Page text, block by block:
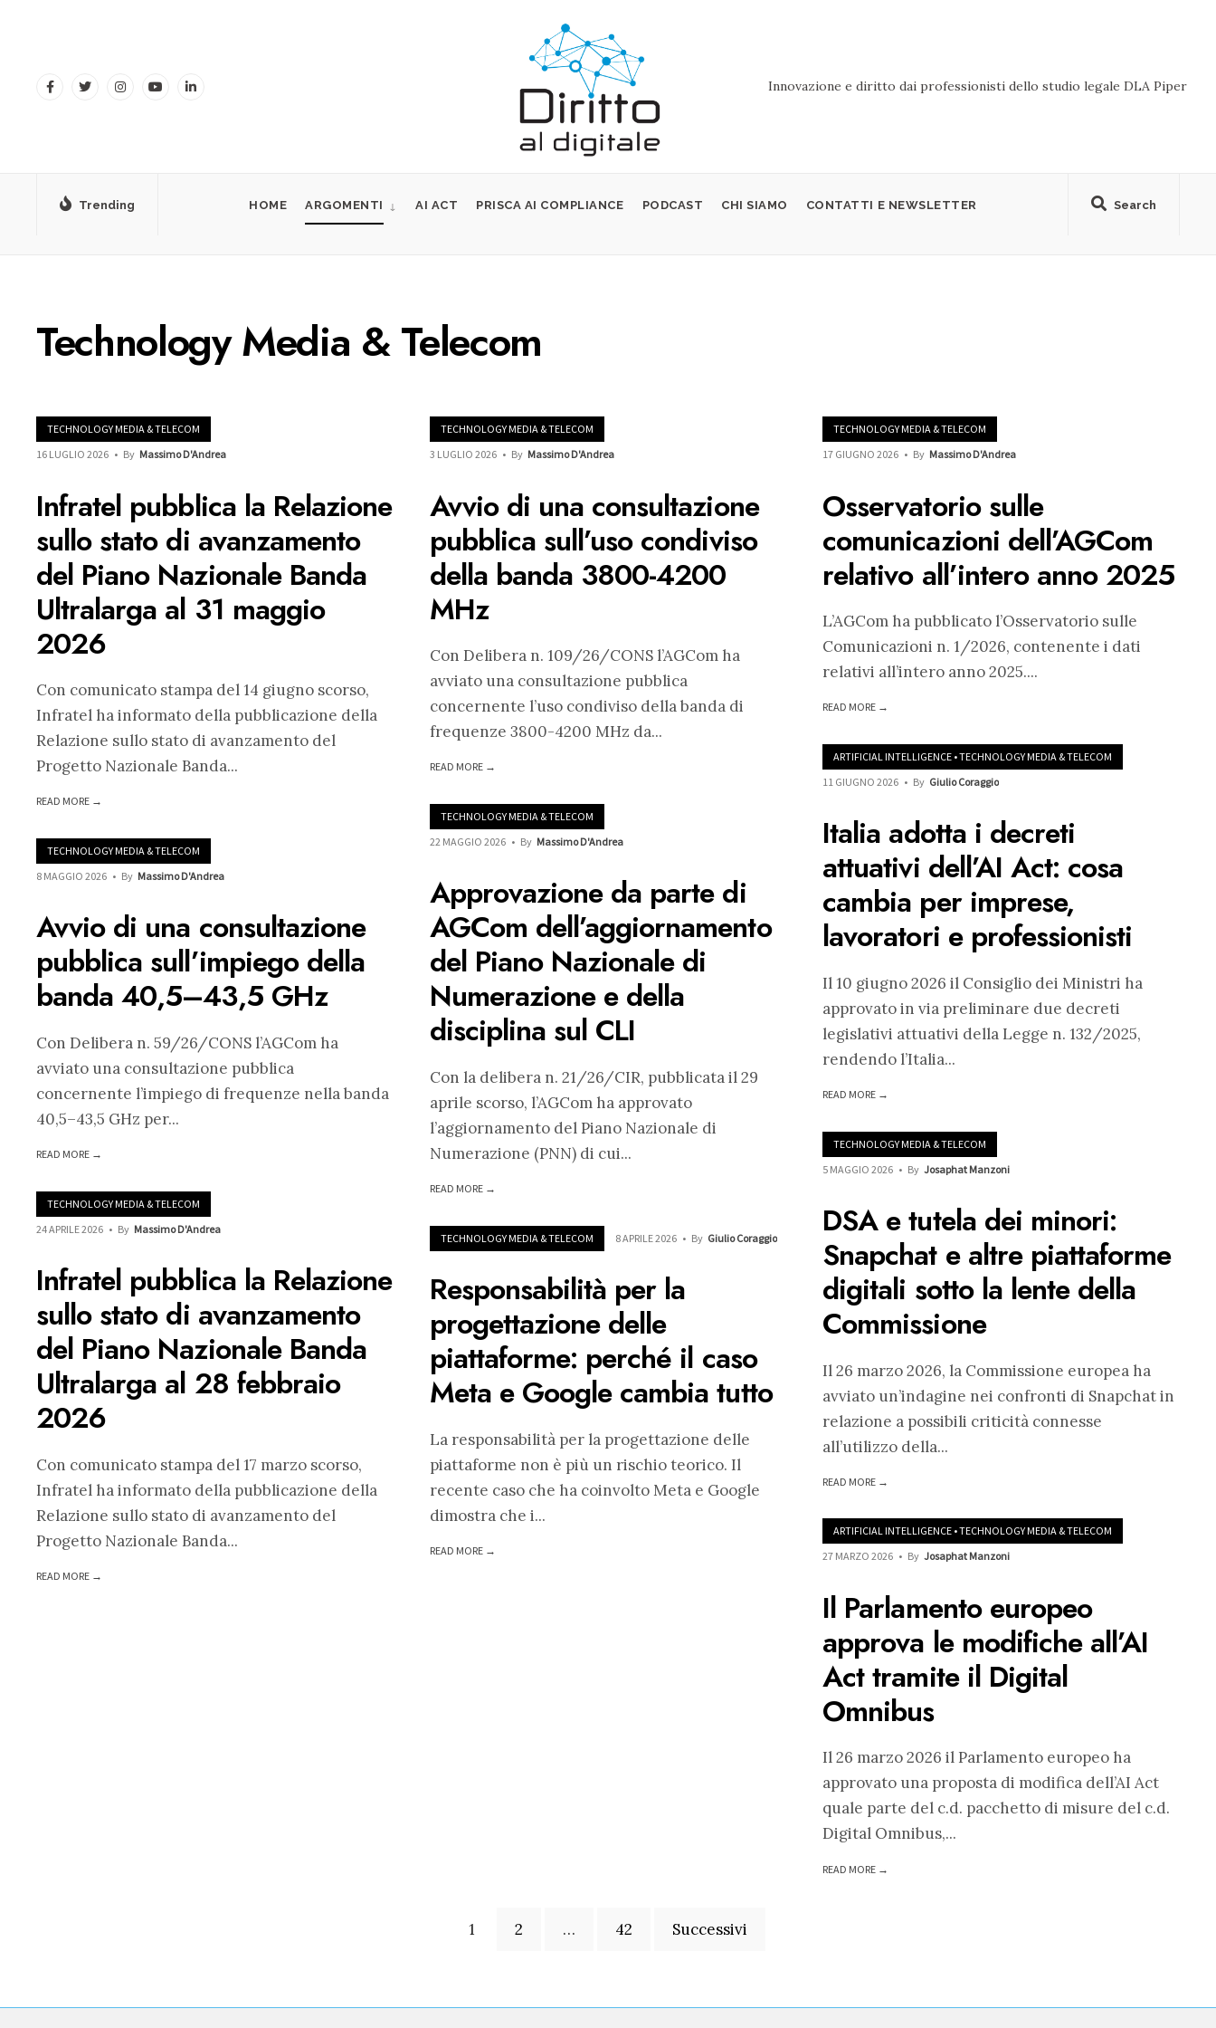
Innovazione e diritto dai professionisti dello studio legale DLA Piper
Trending Search
HOME ARGOMENTI AI ACT PRISCA AI COMPLIANCE PODCAST CHI SIAMO CONTATTI E NEWSLETTER
Technology Media & Telecom
TECHNOLOGY MEDIA & TELECOM
16 LUGLIO 2026 • By Massimo D'Andrea
Infratel pubblica la Relazione
sullo stato di avanzamento
del Piano Nazionale Banda
Ultralarga al 31 maggio
2026
Con comunicato stampa del 14 giugno scorso,
Infratel ha informato della pubblicazione della
Relazione sullo stato di avanzamento del
Progetto Nazionale Banda...
READ MORE →
TECHNOLOGY MEDIA & TELECOM
3 LUGLIO 2026 • By Massimo D'Andrea
Avvio di una consultazione
pubblica sull’uso condiviso
della banda 3800-4200
MHz
Con Delibera n. 109/26/CONS l’AGCom ha
avviato una consultazione pubblica
concernente l’uso condiviso della banda di
frequenze 3800-4200 MHz da...
READ MORE →
TECHNOLOGY MEDIA & TELECOM
17 GIUGNO 2026 • By Massimo D'Andrea
Osservatorio sulle
comunicazioni dell’AGCom
relativo all’intero anno 2025
L’AGCom ha pubblicato l’Osservatorio sulle
Comunicazioni n. 1/2026, contenente i dati
relativi all’intero anno 2025....
READ MORE →
ARTIFICIAL INTELLIGENCE •TECHNOLOGY MEDIA & TELECOM
11 GIUGNO 2026 • By Giulio Coraggio
Italia adotta i decreti
attuativi dell’AI Act: cosa
cambia per imprese,
lavoratori e professionisti
Il 10 giugno 2026 il Consiglio dei Ministri ha
approvato in via preliminare due decreti
legislativi attuativi della Legge n. 132/2025,
rendendo l’Italia...
READ MORE →
TECHNOLOGY MEDIA & TELECOM
22 MAGGIO 2026 • By Massimo D'Andrea
Approvazione da parte di
AGCom dell’aggiornamento
del Piano Nazionale di
Numerazione e della
disciplina sul CLI
Con la delibera n. 21/26/CIR, pubblicata il 29
aprile scorso, l’AGCom ha approvato
l’aggiornamento del Piano Nazionale di
Numerazione (PNN) di cui...
READ MORE →
TECHNOLOGY MEDIA & TELECOM
8 MAGGIO 2026 • By Massimo D'Andrea
Avvio di una consultazione
pubblica sull’impiego della
banda 40,5–43,5 GHz
Con Delibera n. 59/26/CONS l’AGCom ha
avviato una consultazione pubblica
concernente l’impiego di frequenze nella banda
40,5–43,5 GHz per...
READ MORE →
TECHNOLOGY MEDIA & TELECOM
5 MAGGIO 2026 • By Josaphat Manzoni
DSA e tutela dei minori:
Snapchat e altre piattaforme
digitali sotto la lente della
Commissione
Il 26 marzo 2026, la Commissione europea ha
avviato un’indagine nei confronti di Snapchat in
relazione a possibili criticità connesse
all’utilizzo della...
READ MORE →
TECHNOLOGY MEDIA & TELECOM
24 APRILE 2026 • By Massimo D'Andrea
Infratel pubblica la Relazione
sullo stato di avanzamento
del Piano Nazionale Banda
Ultralarga al 28 febbraio
2026
Con comunicato stampa del 17 marzo scorso,
Infratel ha informato della pubblicazione della
Relazione sullo stato di avanzamento del
Progetto Nazionale Banda...
READ MORE →
TECHNOLOGY MEDIA & TELECOM 8 APRILE 2026 • By Giulio Coraggio
Responsabilità per la
progettazione delle
piattaforme: perché il caso
Meta e Google cambia tutto
La responsabilità per la progettazione delle
piattaforme non è più un rischio teorico. Il
recente caso che ha coinvolto Meta e Google
dimostra che i...
READ MORE →
ARTIFICIAL INTELLIGENCE •TECHNOLOGY MEDIA & TELECOM
27 MARZO 2026 • By Josaphat Manzoni
Il Parlamento europeo
approva le modifiche all’AI
Act tramite il Digital
Omnibus
Il 26 marzo 2026 il Parlamento europeo ha
approvato una proposta di modifica dell’AI Act
quale parte del c.d. pacchetto di misure del c.d.
Digital Omnibus,...
READ MORE →
1 2 … 42 Successivi